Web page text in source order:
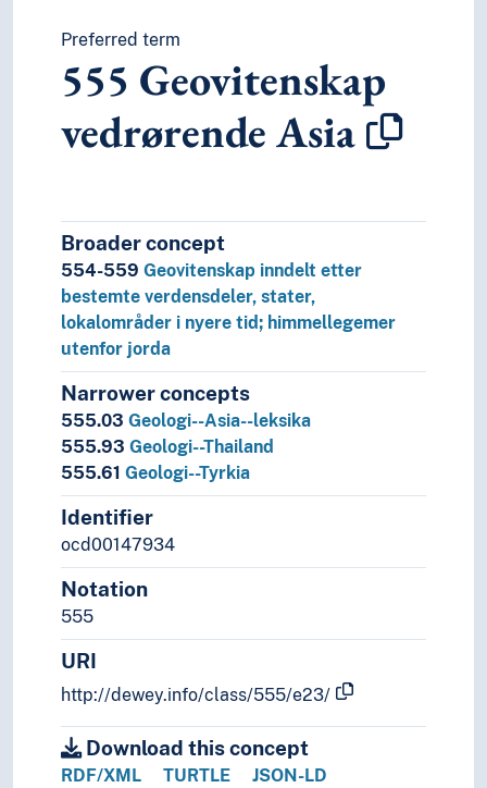
Preferred term
555 Geovitenskap
vedrørende Asia
Broader concept
554-559 Geovitenskap inndelt etter
bestemte verdensdeler, stater,
lokalområder i nyere tid; himmellegemer
utenfor jorda
Narrower concepts
555.03 Geologi--Asia--leksika
555.93 Geologi--Thailand
555.61 Geologi--Tyrkia
Identifier
ocd00147934
Notation
555
URI
http://dewey.info/class/555/e23/
Download this concept
RDF/XML TURTLE JSON-LD